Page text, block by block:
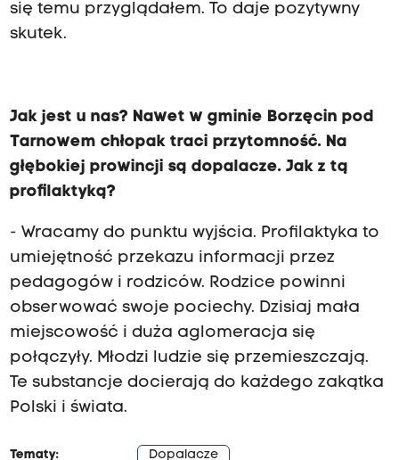
się temu przyglądałem. To daje pozytywny
skutek.
Jak jest u nas? Nawet w gminie Borzęcin pod
Tarnowem chłopak traci przytomność. Na
głębokiej prowincji są dopalacze. Jak z tą
profilaktyką?
- Wracamy do punktu wyjścia. Profilaktyka to
umiejętność przekazu informacji przez
pedagogów i rodziców. Rodzice powinni
obserwować swoje pociechy. Dzisiaj mała
miejscowość i duża aglomeracja się
połączyły. Młodzi ludzie się przemieszczają.
Te substancje docierają do każdego zakątka
Polski i świata.
Tematy: Dopalacze